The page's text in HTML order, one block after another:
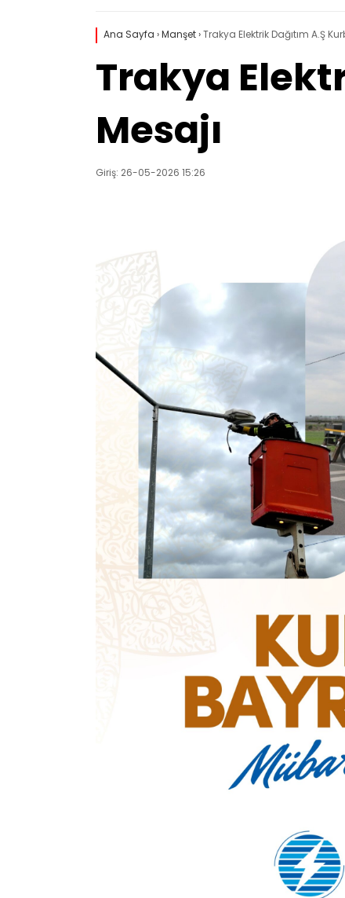
Ana Sayfa ›Manşet›Trakya Elektrik Dağıtım A.Ş
Trakya
Mesajı
Giriş: 26-05-2026 15:26